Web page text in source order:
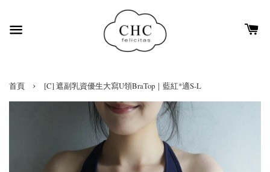
首頁 › [C] 遮副乳資優生大寫U領BraTop｜藍紅*適S-L